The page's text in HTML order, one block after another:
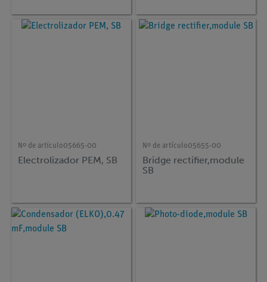
Nº de artículo05665-00
Electrolizador PEM, SB
Nº de artículo05655-00
Bridge rectifier,module
SB